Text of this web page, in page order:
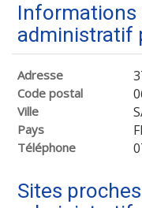
Informations
administratif
Adresse
Code postal
Ville
Pays
Téléphone
Sites